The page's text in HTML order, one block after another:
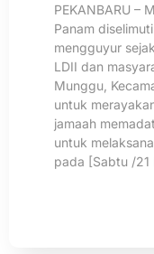
PEKANBARU –
Panam
mengguyur
LDII dan
Munggu,
untuk
jamaah
untuk
pada [Sabtu /